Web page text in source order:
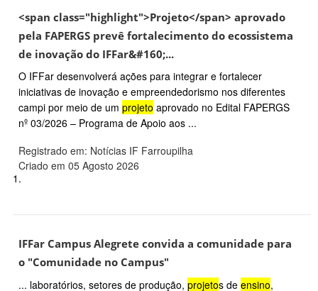
<span class="highlight">Projeto</span> aprovado
pela FAPERGS prevê fortalecimento do ecossistema
de inovação do IFFar&#160;...
O IFFar desenvolverá ações para integrar e fortalecer
iniciativas de inovação e empreendedorismo nos diferentes
campi por meio de um projeto aprovado no Edital FAPERGS
nº 03/2026 – Programa de Apoio aos ...
Registrado em: Notícias IF Farroupilha
Criado em 05 Agosto 2026
1.
IFFar Campus Alegrete convida a comunidade para
o "Comunidade no Campus"
... laboratórios, setores de produção, projetos de ensino,